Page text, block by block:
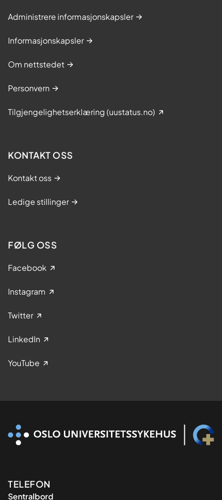
Administrere informasjonskapsler
Informasjonskapsler
Om nettstedet
Personvern
Tilgjengelighetserklæring (uustatus.no)
KONTAKT OSS
Kontakt oss
Ledige stillinger
FØLG OSS
Facebook
Instagram
Twitter
LinkedIn
YouTube
Kontaktinformasjon
TELEFON
Sentralbord